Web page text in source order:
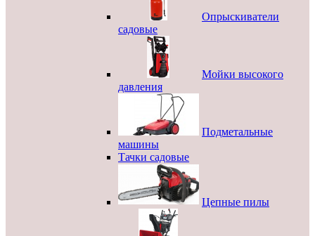
Опрыскиватели
садовые
Мойки высокого
давления
Подметальные
машины
Тачки садовые
Цепные пилы